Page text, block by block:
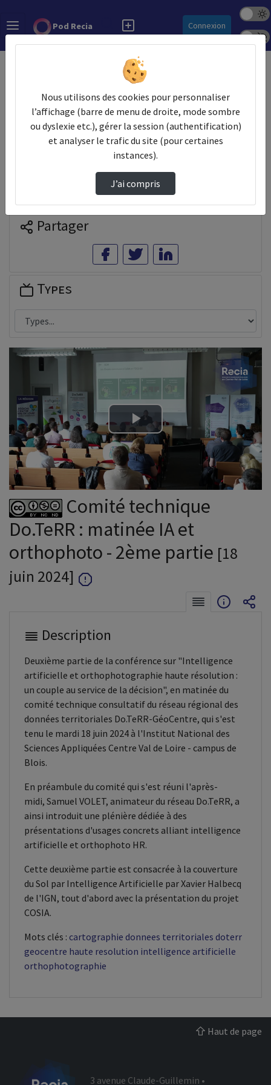
Pod Recia Rechercher Connexion
Mode
Police
Comité technique Do.TeRR : matinée IA et ort…
Lire
la
vidéo
Comité technique
Do.TeRR : matinée IA et
orthophoto - 2ème partie [18
juin 2024]
Description
Deuxième partie de la conférence sur "Intelligence
artificielle et orthophotographie haute résolution :
un couple au service de la décision", en matinée du
comité technique consultatif du réseau régional des
données territoriales Do.TeRR-GéoCentre, qui s'est
tenu le mardi 18 juin 2024 à l'Institut National des
Sciences Appliquées Centre Val de Loire - campus de
Blois.
En préambule du comité qui s'est réuni l'après-
midi, Samuel VOLET, animateur du réseau Do.TeRR, a
ainsi introduit une plénière dédiée à des
présentations d'usages concrets alliant intelligence
artificielle et orthophoto HR.
Cette deuxième partie est consacrée à la couverture
du Sol par Intelligence Artificielle par Xavier Halbecq
de l'IGN, tout d'abord avec la présentation du projet
COSIA.
Mots clés : cartographie donnees territoriales doterr
geocentre haute resolution intelligence artificielle
orthophotographie
Prendre des notes
Il n'y a pas de note disponible pour vous pour cette vidéo.
Connectez-vous pour en créer une nouvelle.
Partager
Types
Haut de page
3 avenue Claude-Guillemin •
Nous utilisons des cookies pour personnaliser
l’affichage (barre de menu de droite, mode sombre
ou dyslexie etc.), gérer la session (authentification)
et analyser le trafic du site (pour certaines
instances).
J’ai compris